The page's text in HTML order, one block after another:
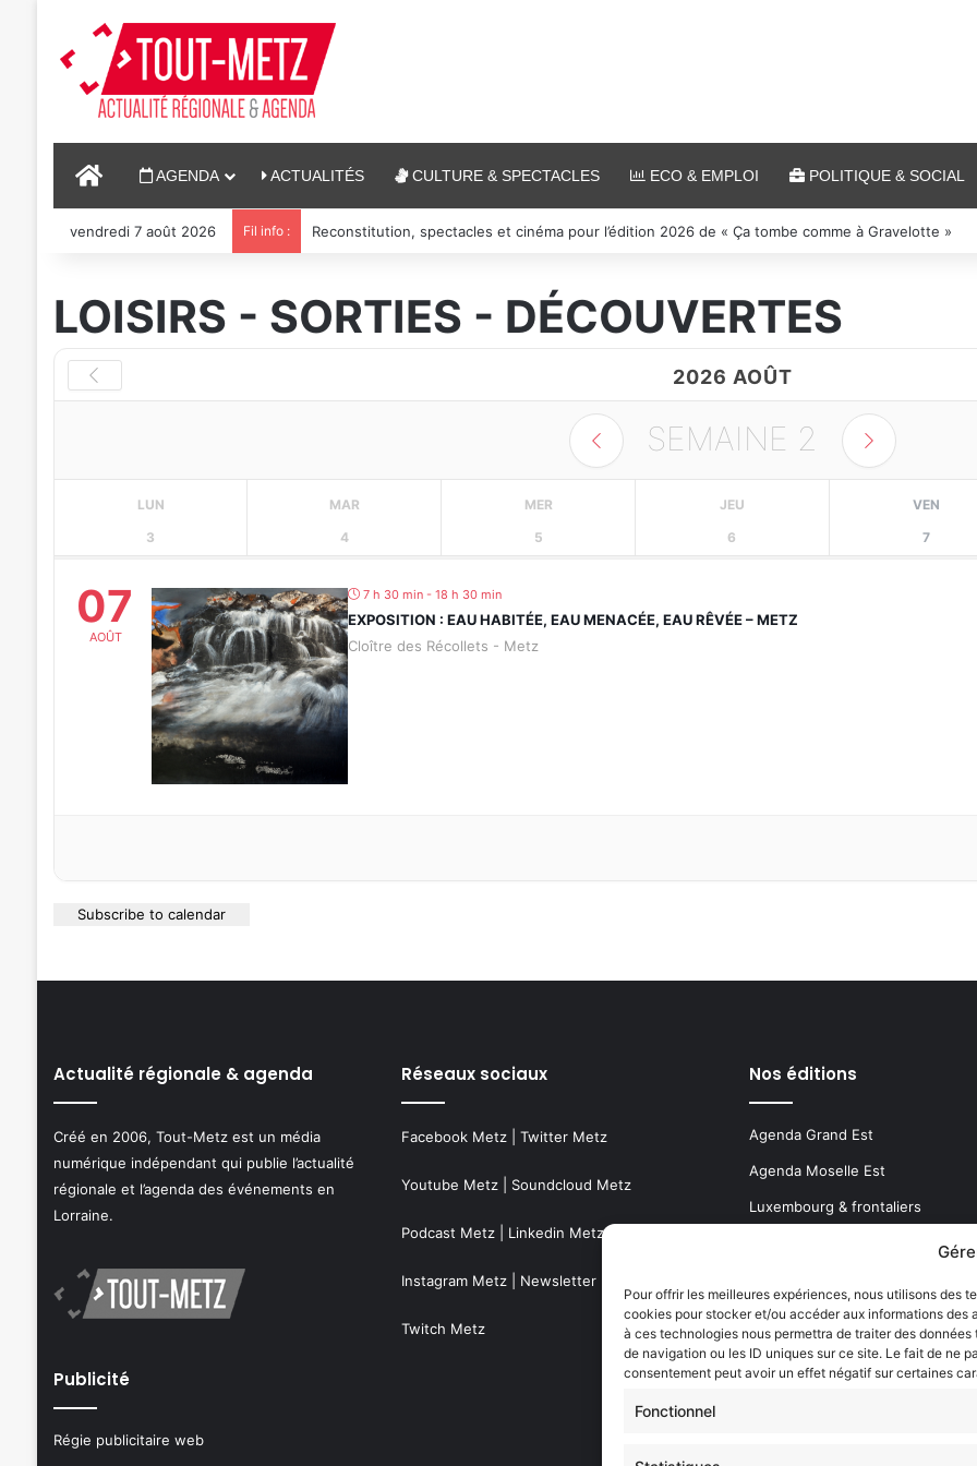
Pour offrir les meilleures expériences, nous utilisons des
cookies pour stocker et/ou accéder aux informations des
à ces technologies nous permettra de traiter des
de navigation ou les ID uniques sur ce site. Le fait de ne
consentement peut avoir un effet négatif sur certaines
Fonctionnel
ACCUEILAGENDA ACTUALITÉS CULTURE & SPECTACLES ECO & EMPLOI POLITIQUE & SOCIAL
vendredi 7 août 2026 Fil info : Reconstitution, spectacles et cinéma pour l’édition 2026 de « Ça tombe comme à Gravelotte »
LOISIRS - SORTIES - DÉCOUVERTES
2026 AOÛT
SEMAINE 2
LUN
3
MAR
4
MER
5
JEU
6
VEN
7
07
AOÛT
7 h 30 min - 18 h 30 min
EXPOSITION : EAU HABITÉE, EAU MENACÉE, EAU RÊVÉE – METZ
Cloître des Récollets - Metz
Subscribe to calendar
Actualité régionale & agenda
Créé en 2006, Tout-Metz est un média
numérique indépendant qui publie l’actualité
régionale et l’agenda des événements en
Lorraine.
Publicité
Régie publicitaire web
Réseaux sociaux
Facebook Metz| Twitter Metz
Youtube Metz| Soundcloud Metz
Podcast Metz| Linkedin Metz
Instagram Metz| Newsletter Metz
Twitch Metz
Nos éditions
Agenda Grand Est
Agenda Moselle Est
Luxembourg & frontaliers
Thionville & Moselle Nord
Dossiers à la Une